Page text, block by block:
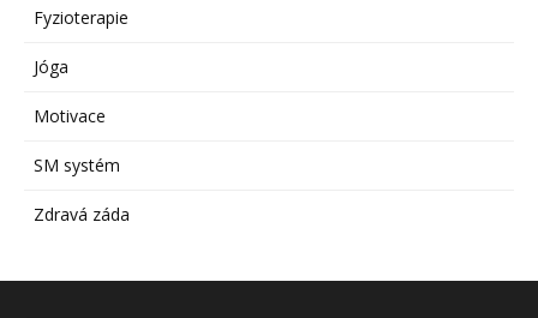
Fyzioterapie
Jóga
Motivace
SM systém
Zdravá záda